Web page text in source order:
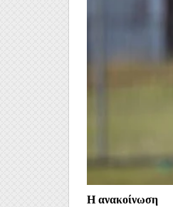
Η ανακοίνωση